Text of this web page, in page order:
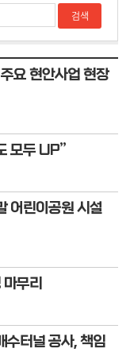
요 현안사업 현장
모두 UP”
어린이공원 시설
무리
수터널 공사, 책임